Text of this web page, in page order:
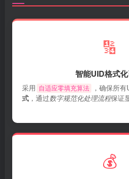
🔢
智能UID格式
采用 自适应零填充算法 ，确保所
式 ，通过数字规范化处理流程保证
💰